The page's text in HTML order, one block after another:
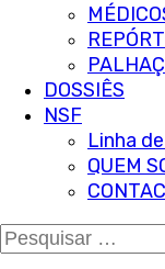
DOSSIÊS
NSF
Linha
QUEM
Pesquisar
por: